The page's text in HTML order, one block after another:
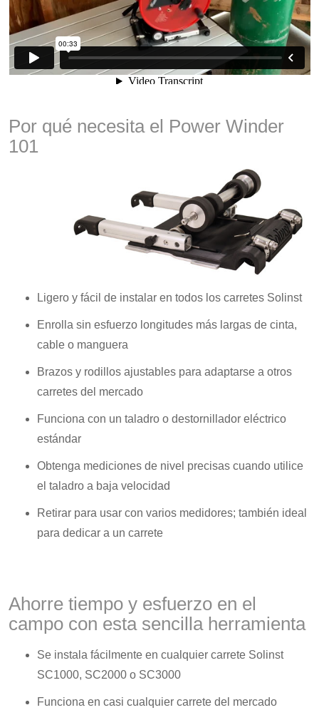
Por qué necesita el Power Winder
101
Ligero y fácil de instalar en todos los carretes Solinst
Enrolla sin esfuerzo longitudes más largas de cinta,
cable o manguera
Brazos y rodillos ajustables para adaptarse a otros
carretes del mercado
Funciona con un taladro o destornillador eléctrico
estándar
Obtenga mediciones de nivel precisas cuando utilice
el taladro a baja velocidad
Retirar para usar con varios medidores; también ideal
para dedicar a un carrete
Ahorre tiempo y esfuerzo en el
campo con esta sencilla herramienta
Se instala fácilmente en cualquier carrete Solinst
SC1000, SC2000 o SC3000
Funciona en casi cualquier carrete del mercado